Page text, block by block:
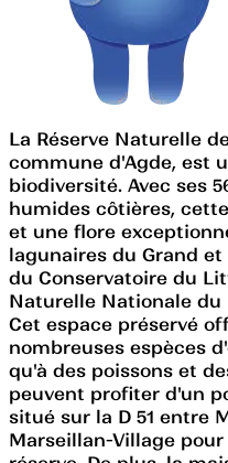
La Réserve Naturelle
commune d'Agde, est
biodiversité. Avec ses
humides côtières,
et une flore
lagunaires du Grand
du Conservatoire du
Naturelle Nationale du
Cet espace préservé
nombreuses espèces
qu'à des poissons et
peuvent profiter d'un
situé sur la D 51 entre
Marseillan-Village